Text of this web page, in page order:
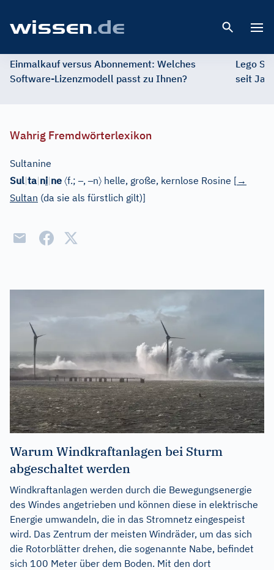
Einmalkauf versus Abonnement: Welches
Software-Lizenzmodell passt zu Ihnen?
Lego
seit
Wahrig Fremdwörterlexikon
Sultanine
Sul|ta|ni|ne 〈f.;–,–n〉 helle, große, kernlose Rosine [→
Sultan (da sie als fürstlich gilt)]
Warum Windkraftanlagen bei Sturm
abgeschaltet werden
Windkraftanlagen werden durch die Bewegungsenergie
des Windes angetrieben und können diese in elektrische
Energie umwandeln, die in das Stromnetz eingespeist
wird. Das Zentrum der meisten Windräder, um das sich
die Rotorblätter drehen, die sogenannte Nabe, befindet
sich 100 Meter über dem Boden. Mit den dort